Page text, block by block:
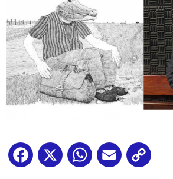
Facebook
X WhatsApp
Email